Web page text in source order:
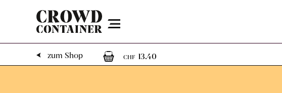
Menu
zum Shop
CHF 13.40